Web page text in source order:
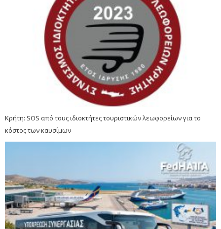
Κρήτη: SOS από τους ιδιοκτήτες τουριστικών λεωφορείων για το
κόστος των καυσίμων